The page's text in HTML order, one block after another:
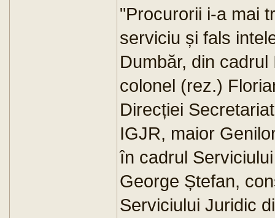
"Procurorii i-a mai
serviciu și fals
Dumbăr, din
colonel (rez.)
Direcției
IGJR, maior
în cadrul
George Ștefan,
Serviciului Juridic